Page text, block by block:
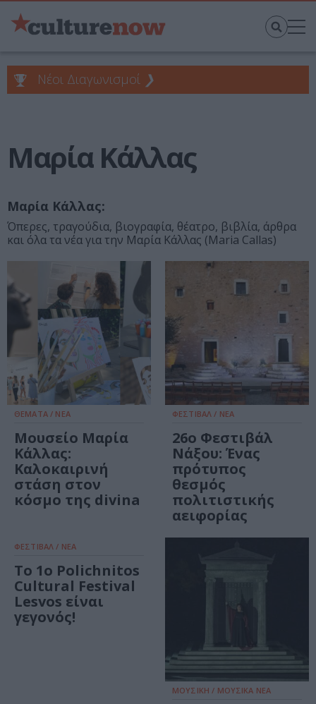
Νέοι Διαγωνισμοί ❯
Μαρία Κάλλας
Μαρία Κάλλας:
Όπερες, τραγούδια, βιογραφία, θέατρο, βιβλία, άρθρα
και όλα τα νέα για την Μαρία Κάλλας (Maria Callas)
ΘΕΜΑΤΑ / ΝΕΑ
Μουσείο Μαρία
Κάλλας:
Καλοκαιρινή
στάση στον
κόσμο της divina
ΦΕΣΤΙΒΑΛ / ΝΕΑ
26ο Φεστιβάλ
Νάξου: Ένας
πρότυπος
θεσμός
πολιτιστικής
αειφορίας
ΦΕΣΤΙΒΑΛ / ΝΕΑ
Το 1ο Polichnitos
Cultural Festival
Lesvos είναι
γεγονός!
ΜΟΥΣΙΚΗ / ΜΟΥΣΙΚΑ ΝΕΑ